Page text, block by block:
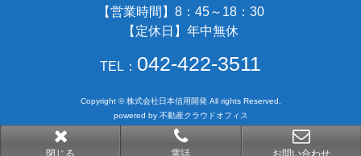
閉じる 電話 お問い合わせ
【営業時間】8：45～18：30
【定休日】年中無休
TEL： 042-422-3511
Copyright © 株式会社日本信用開発 All rights Reserved.
powered by 不動産クラウドオフィス